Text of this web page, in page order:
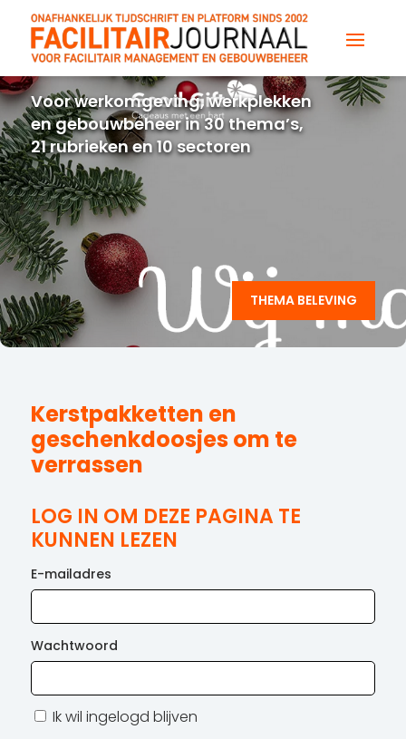
Voor werkomgeving, werkplekken
en gebouwbeheer in 30 thema’s,
21 rubrieken en 10 sectoren
THEMA BELEVING
Kerstpakketten en
geschenkdoosjes om te
verrassen
LOG IN OM DEZE PAGINA TE
KUNNEN LEZEN
E-mailadres
Wachtwoord
Ik wil ingelogd blijven